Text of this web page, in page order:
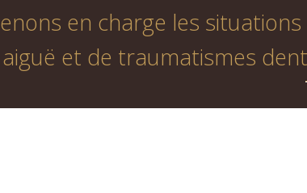
en charge les situations
et de traumatismes